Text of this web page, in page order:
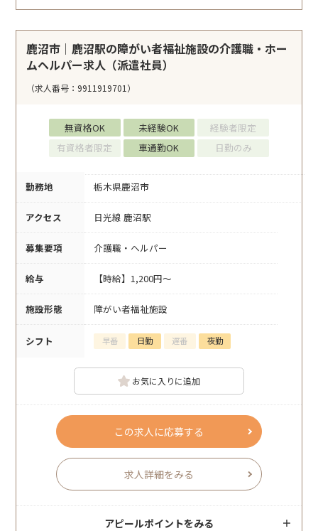
鹿沼市｜鹿沼駅の障がい者福祉施設の介護職・ホー
ムヘルパー求人（派遣社員）
（求人番号：9911919701）
無資格OK 未経験OK
経験者限定
有資格者限定
車通勤OK 日勤のみ
勤務地 栃木県鹿沼市
アクセス 日光線 鹿沼駅
募集要項 介護職・ヘルパー
給与 【時給】1,200円～
施設形態 障がい者福祉施設
シフト 早番 日勤 遅番 夜勤
お気に入りに追加
この求人に応募する
求人詳細をみる
アピールポイントをみる